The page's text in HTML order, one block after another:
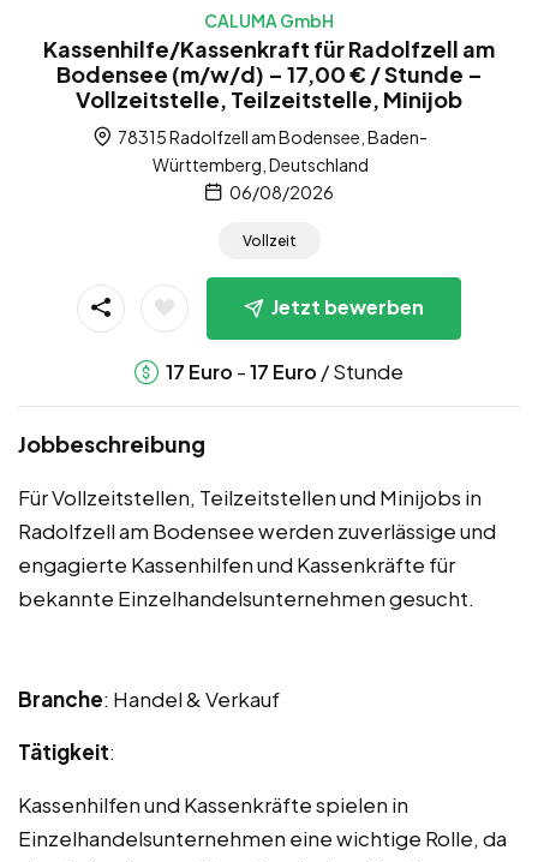
CALUMA GmbH
Kassenhilfe/Kassenkraft für Radolfzell am
Bodensee (m/w/d) – 17,00 € / Stunde –
Vollzeitstelle, Teilzeitstelle, Minijob
78315 Radolfzell am Bodensee, Baden-
Württemberg, Deutschland
06/08/2026
Vollzeit
Jetzt bewerben
17 Euro -17 Euro / Stunde
Jobbeschreibung
Für Vollzeitstellen, Teilzeitstellen und Minijobs in
Radolfzell am Bodensee werden zuverlässige und
engagierte Kassenhilfen und Kassenkräfte für
bekannte Einzelhandelsunternehmen gesucht.
Branche: Handel & Verkauf
Tätigkeit:
Kassenhilfen und Kassenkräfte spielen in
Einzelhandelsunternehmen eine wichtige Rolle, da